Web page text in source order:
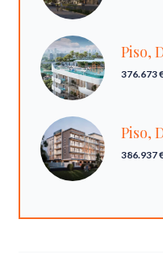
Piso,
376.673
Piso,
386.937